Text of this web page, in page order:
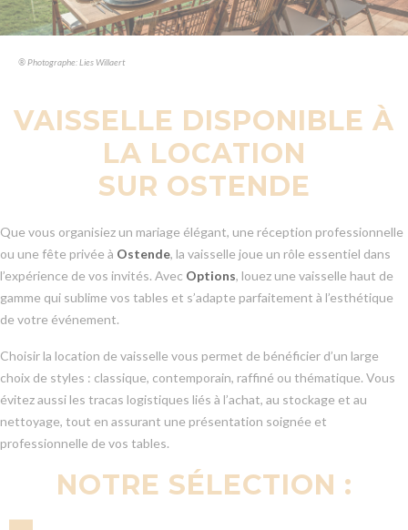
® Photographe: Lies Willaert
VAISSELLE DISPONIBLE À
LA LOCATION
SUR OSTENDE
Que vous organisiez un mariage élégant, une réception professionnelle
ou une fête privée à Ostende, la vaisselle joue un rôle essentiel dans
l’expérience de vos invités. Avec Options, louez une vaisselle haut de
gamme qui sublime vos tables et s’adapte parfaitement à l’esthétique
de votre événement.
Choisir la location de vaisselle vous permet de bénéficier d’un large
choix de styles : classique, contemporain, raffiné ou thématique. Vous
évitez aussi les tracas logistiques liés à l’achat, au stockage et au
nettoyage, tout en assurant une présentation soignée et
professionnelle de vos tables.
NOTRE SÉLECTION :